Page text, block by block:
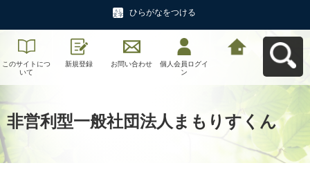
ひらがなをつける
このサイトにつ
いて
新規登録 お問い合わせ
個人会員ログイ
ン
非営利型一般社団法人まもりすくん